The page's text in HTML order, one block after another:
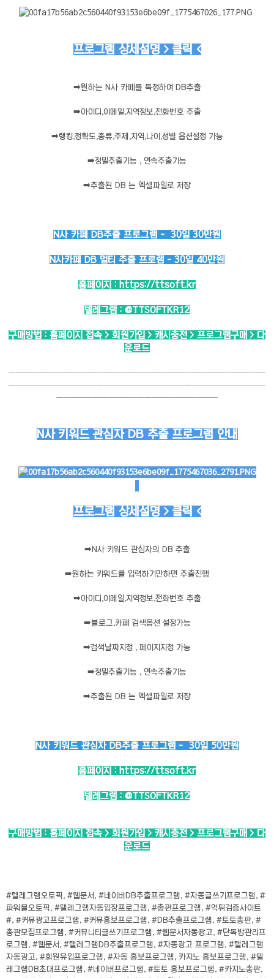
프로그램 상세설명 > 클릭 <
➡️원하는 N사 카페를 특정하여 DB추출
➡️아이디,이메일,지역정보,전화번호 추출
➡️랭킹,정확도,종류,주제,지역,나이,성별 옵션설정 가능
➡️정밀추출기능 , 연속추출기능
➡️추출된 DB 는 엑셀파일로 저장
N사 카페 DB추출 프로그램 - 30일 30만원
N사카페 DB 멀티 추출 프로램 - 30일 40만원
홈페이지 : https://ttsoft.kr
텔레그램 : @TTSOFTKR12
구매방법 : 홈페이지 접속 > 회원가입 > 캐시충전 > 프로그램구매 > 다
운로드
───────────────────────────────────
───────────────────────────────────
──────────────────────
N사 키워드 관심자 DB 추출 프로그램 안내
프로그램 상세설명 > 클릭 <
➡️ N사 키워드 관심자의 DB 추출
➡️원하는 키워드를 입력하기만하면 추출진행
➡️아이디,이메일,지역정보,전화번호 추출
➡️블로그,카페 검색옵션 설정가능
➡️검색날짜지정 , 페이지지정 가능
➡️정밀추출기능 , 연속추출기능
➡️추출된 DB 는 엑셀파일로 저장
N사 키워드 관심자 DB추출 프로그램 - 30일 50만원
홈페이지 : https://ttsoft.kr
텔레그램 : @TTSOFTKR12
구매방법 : 홈페이지 접속 > 회원가입 > 캐시충전 > 프로그램구매 > 다
운로드
#텔레그램오토픽, #웹문서, #네이버DB추출프로그램, #자동글쓰기프로그램, #
파워볼오토픽, #텔레그램자동입장프로그램, #총판프로그램, #먹튀검증사이트
#, #커뮤광고프로그램, #커뮤홍보프로그램, #DB추출프로그램, #토토총판, #
총판모집프로그램, #커뮤니티글쓰기프로그램, #웹문서자동광고, #단톡방관리프
로그램, #웹문서, #텔레그램DB추출프로그램, #자동광고 프로그램, #텔레그램
자동광고, #회원유입프로그램, #자동 홍보프로그램, 카지노 홍보프로그램, #텔
레그램DB초대프로그램, #네이버프로그램, #토토 홍보프로그램, #카지노총판,